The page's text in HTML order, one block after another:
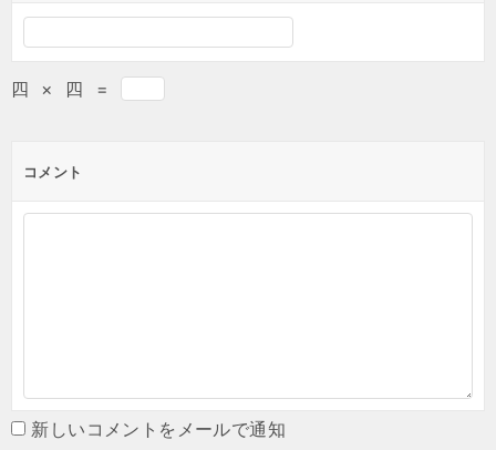
四 × 四 =
コメント
新しいコメントをメールで通知